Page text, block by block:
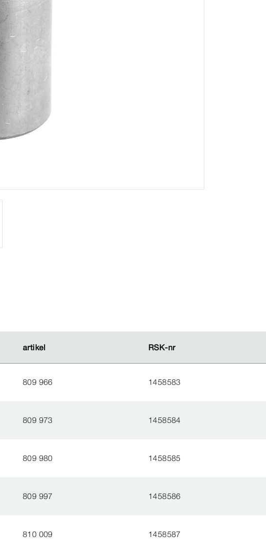
artikel RSK-​nr
artikel RSK-​nr
809 966 1458583
809 973 1458584
809 980 1458585
809 997 1458586
810 009 1458587